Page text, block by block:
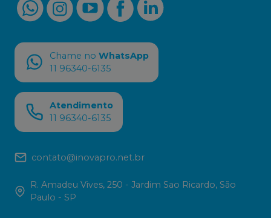
Chame no WhatsApp
11 96340-6135
Atendimento
11 96340-6135
contato@inovapro.net.br
R. Amadeu Vives, 250 - Jardim Sao Ricardo, São
Paulo - SP